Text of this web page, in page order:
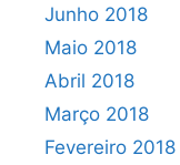
Junho 2018
Maio 2018
Abril 2018
Março 2018
Fevereiro 2018